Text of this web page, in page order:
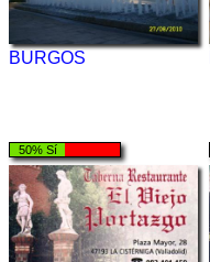
BURGOS
50% Sí